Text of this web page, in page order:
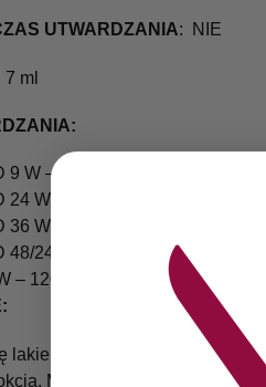
UTWARDZANIA: NIE
7 ml
W – 60 sek.
W – 60 sek.
W – 30 sek.
48/24 W – 30/60 sek.
– 120 sek.
lakieru zaaplikuj na
Możesz powtórzyć